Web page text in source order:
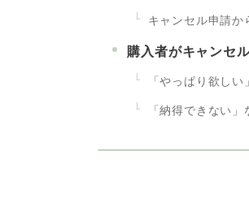
キャンセル申請か
購入者がキャンセ
「やっぱり欲し
「納得できない